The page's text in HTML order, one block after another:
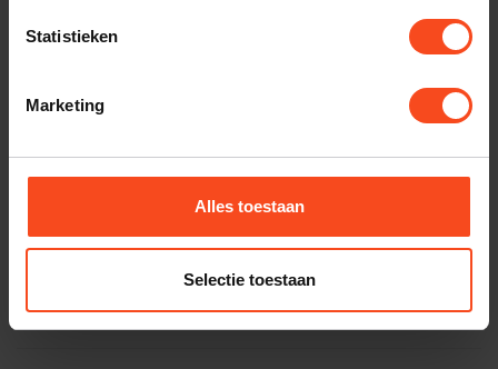
Statistieken
Marketing
Alles toestaan
Selectie toestaan
Op voorraad
SUPRA CABLES
THE CHORD COMPANY
luidsprekerkabel per meter